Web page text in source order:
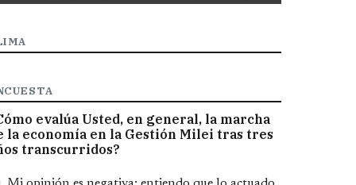
evalúa Usted, en general, la marcha
la economía en la Gestión Milei tras tres
transcurridos?